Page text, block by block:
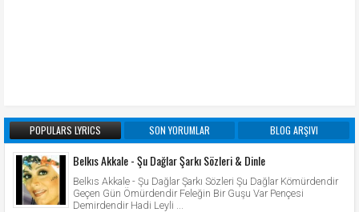
POPULARS LYRICS SON YORUMLAR BLOG ARŞIVI
Belkıs Akkale - Şu Dağlar Şarkı Sözleri & Dinle
Belkıs Akkale - Şu Dağlar Şarkı Sözleri Şu Dağlar Kömürdendir
Geçen Gün Ömürdendir Feleğin Bir Guşu Var Pençesi
Demirdendir Hadi Leyli ...